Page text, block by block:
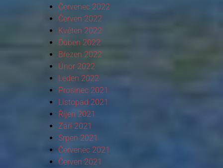
Červenec 2022
Červen 2022
Květen 2022
Duben 2022
Březen 2022
Únor 2022
Leden 2022
Prosinec 2021
Listopad 2021
Říjen 2021
Září 2021
Srpen 2021
Červenec 2021
Červen 2021